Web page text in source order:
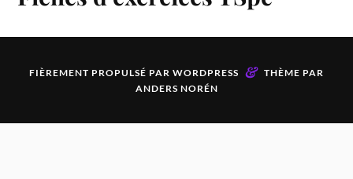
FIÈREMENT PROPULSÉ PAR WORDPRESS & THÈME PAR
ANDERS NORÉN